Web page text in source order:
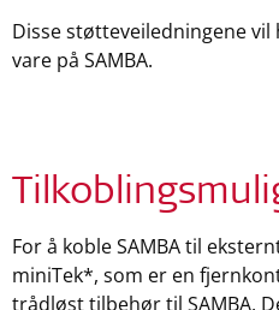
Disse støtteveiledningene
vare på SAMBA.
For å koble SAMBA til
miniTek*, som er en
trådløst tilbehør til SAMBA.